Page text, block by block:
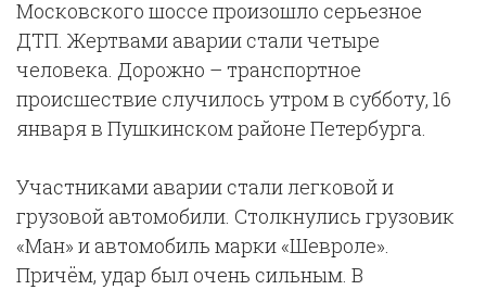
Московского шоссе произошло серьезное
ДТП. Жертвами аварии стали четыре
человека. Дорожно – транспортное
происшествие случилось утром в субботу, 16
января в Пушкинском районе Петербурга.
Участниками аварии стали легковой и
грузовой автомобили. Столкнулись грузовик
«Ман» и автомобиль марки «Шевроле».
Причём, удар был очень сильным. В